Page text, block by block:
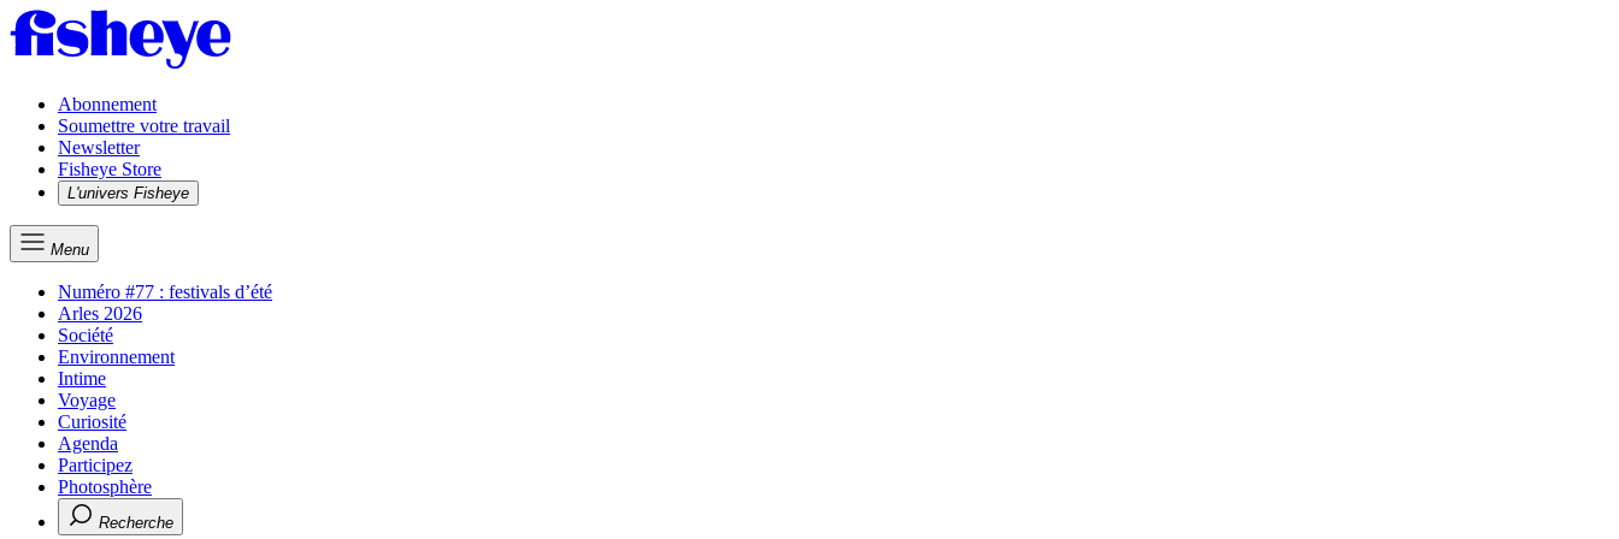
Abonnement
Soumettre votre travail
Newsletter
Fisheye Store
L'univers Fisheye
Menu
Numéro #77 : festivals d’été
Arles 2026
Société
Environnement
Intime
Voyage
Curiosité
Agenda
Participez
Photosphère
Recherche